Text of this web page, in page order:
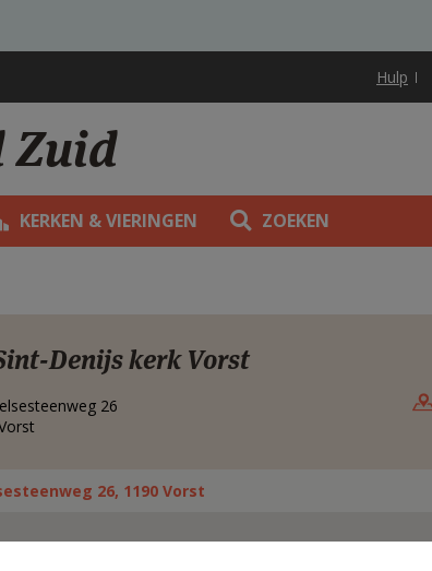
Hulp
Zuid
KERKEN & VIERINGEN ZOEKEN
Denijs kerk Vorst
26
26, 1190 Vorst